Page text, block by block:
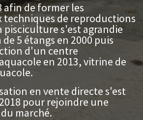
afin de former les
techniques de reproductions
pisciculture s'est agrandie
5 étangs en 2000 puis
d'un centre
en 2013, vitrine de
en vente directe s'est
pour rejoindre une
marché.